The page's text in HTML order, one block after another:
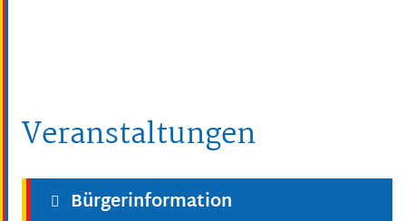
Veranstaltungen
Bürgerinformation